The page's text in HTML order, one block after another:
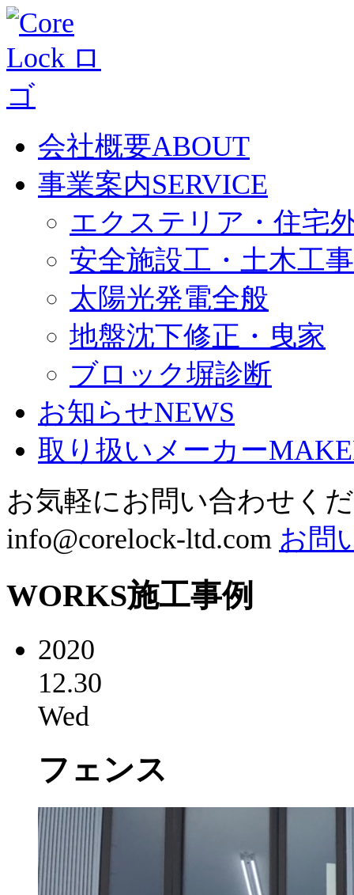
会社概要ABOUT
事業案内SERVICE
エクステリア・住宅
安全施設工・土木工事
太陽光発電全般
地盤沈下修正・曳家
ブロック塀診断
お知らせNEWS
取り扱いメーカー
お気軽にお問い合わせく
info@corelock-ltd.com お問
WORKS施工事例
2020
12.30
Wed
フェンス